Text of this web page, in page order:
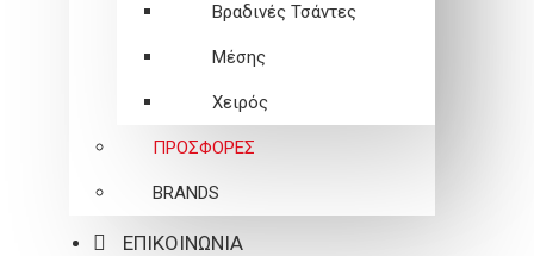
Βραδινές Τσάντες
Μέσης
Χειρός
ΠΡΟΣΦΟΡΕΣ
BRANDS
ΕΠΙΚΟΙΝΩΝΙΑ